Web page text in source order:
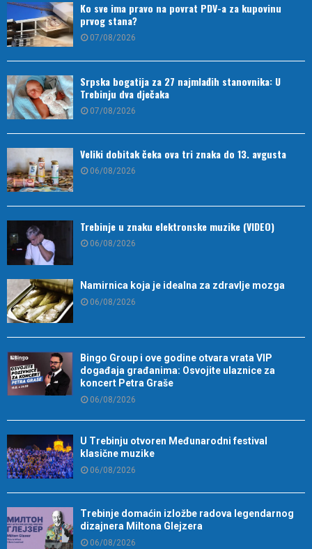
Ko sve ima pravo na povrat PDV-a za kupovinu
prvog stana?
07/08/2026
Srpska bogatija za 27 najmlađih stanovnika: U
Trebinju dva dječaka
07/08/2026
Veliki dobitak čeka ova tri znaka do 13. avgusta
06/08/2026
Trebinje u znaku elektronske muzike (VIDEO)
06/08/2026
Namirnica koja je idealna za zdravlje mozga
06/08/2026
Bingo Group i ove godine otvara vrata VIP
događaja građanima: Osvojite ulaznice za
koncert Petra Graše
06/08/2026
U Trebinju otvoren Međunarodni festival
klasične muzike
06/08/2026
Trebinje domaćin izložbe radova legendarnog
dizajnera Miltona Glejzera
06/08/2026